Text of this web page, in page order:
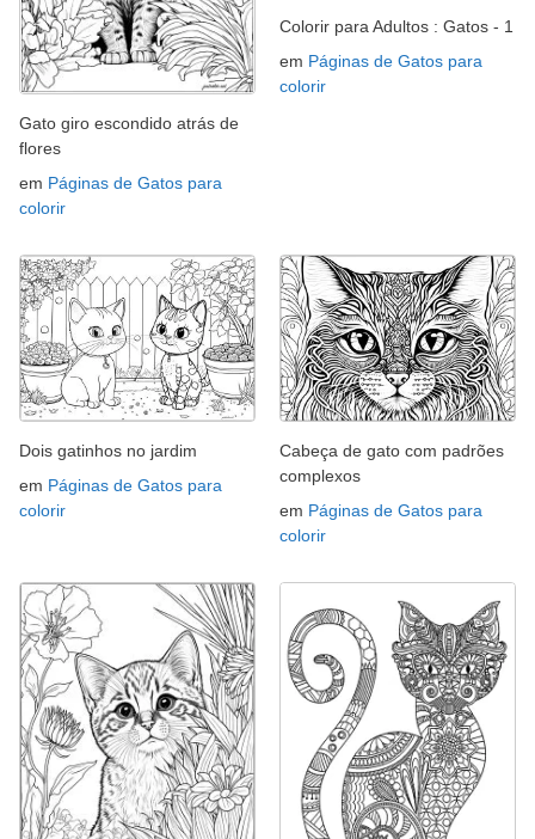
Gato giro escondido atrás de
flores
em Páginas de Gatos para
colorir
Colorir para Adultos : Gatos - 1
em Páginas de Gatos para
colorir
Dois gatinhos no jardim
em Páginas de Gatos para
colorir
Cabeça de gato com padrões
complexos
em Páginas de Gatos para
colorir